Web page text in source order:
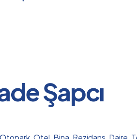
Şapcı